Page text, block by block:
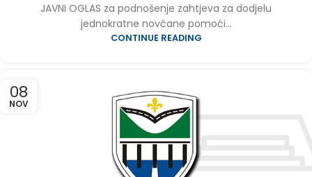
JAVNI OGLAS za podnošenje zahtjeva za dodjelu
jednokratne novčane pomoći...
CONTINUE READING
08
NOV